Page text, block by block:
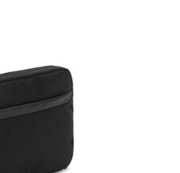
scelte
nella
pagina
prodotto